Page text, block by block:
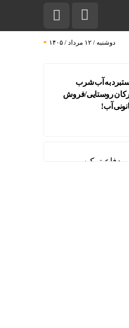
دوشنبه / ۱۲ مرداد / ۱۴۰۵
به آب شرب
روستایی/فروش
آب!
دفاع ترکیه